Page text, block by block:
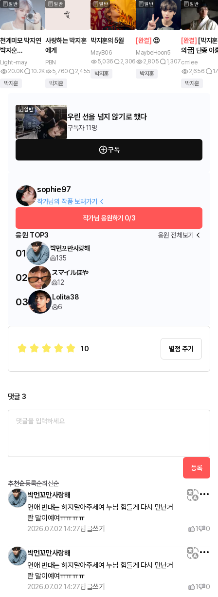
일반
천계미모 박지연
박지훈
(ParkJihoon)
Light-may
20.0K
10.2K
박지훈
일반
사랑하는 박지훈
에게
PBN
5,760
2,455
박지훈
일반
박지훈의 5월
MayB06
5,036
2,306
박지훈
일반
[완결] 😍
MaybeHoon5
2,805
1,307
박지훈
일반
[완결] [박지
의글] 단종 이
위, 운명을 거
사랑
cmlee
2,656
17
박지훈
일반
우린 선을 넘지 않기로 했다
구독자 11명
구독
sophie97
작가님의 작품 보러가기
작가님 응원하기 0/3
응원 TOP3 응원 전체보기
01
박먼꼬만사랑해
135
02
スマイルほや
12
03
Lolita38
6
10 별점 주기
댓글 3
등록
추천순등록순최신순
박먼꼬만사랑해
연애 반대는 하지말아주세여 누님 힘들게 다시 만난거
란 말이예여ㅠㅠㅠㅠ
2026.07.02 14:27답글쓰기 1 0
박먼꼬만사랑해
연애 반대는 하지말아주세여 누님 힘들게 다시 만난거
란 말이예여ㅠㅠㅠㅠ
2026.07.02 14:27답글쓰기 1 0